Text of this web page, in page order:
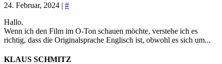
24. Februar, 2024 | #
Hallo.
Wenn ich den Film im O-Ton schauen möchte, verstehe ich es
richtig, dass die Originalsprache Englisch ist, obwohl es sich um...
KLAUS SCHMITZ